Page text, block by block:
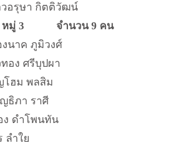
รุษา กิตติวัฒน์
ย หมู่ 3 จำนวน 9 คน
าค ภูมิวงศ์
ง ศรีบุปผา
ม พลสิม
ภา ราศี
ดำโพนทัน
ำใย